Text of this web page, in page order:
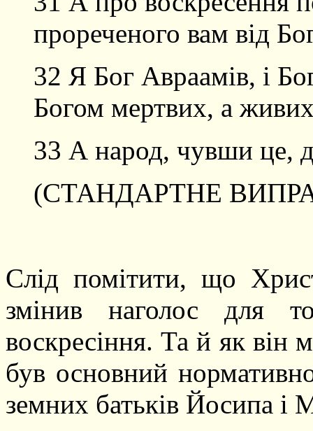
прореченого вам від
32 Я Бог Авраамів, і
Богом мертвих, а
33 А народ, чувши це,
(СТАНДАРТНЕ
Слід помітити, що
змінив наголос для
воскресіння. Та й як він
був основний
земних батьків Йосипа і